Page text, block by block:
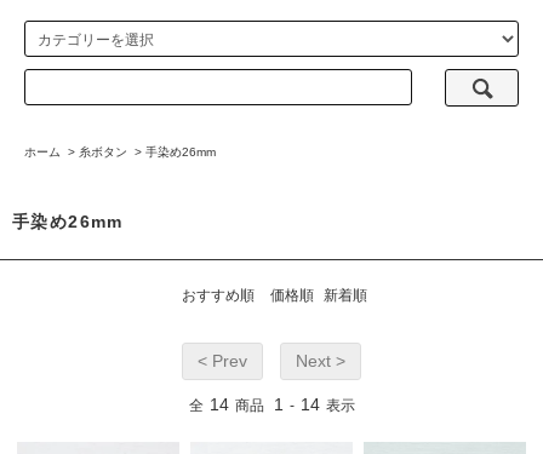
ホーム > 糸ボタン > 手染め26mm
手染め26mm
おすすめ順 価格順 新着順
< Prev Next >
全 14 商品 1 - 14 表示